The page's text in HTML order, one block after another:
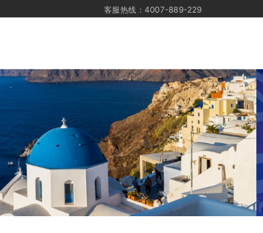
客服热线：4007-889-229